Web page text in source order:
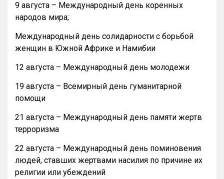
9 августа – Международный день коренных
народов мира;
Международный день солидарности с борьбой
женщин в Южной Африке и Намибии
12 августа – Международный день молодежи
19 августа – Всемирный день гуманитарной
помощи
21 августа – Международный день памяти жертв
терроризма
22 августа – Международный день поминовения
людей, ставших жертвами насилия по причине их
религии или убеждений